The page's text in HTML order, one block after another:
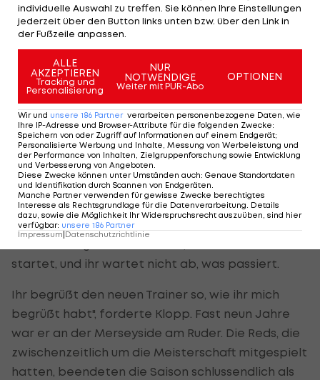
Spiele anzuschauen.
"Und dann Urlaub machen", kündigte er an. Für die
"Reds" blickt er hingegen in eine erfolgreiche
Zukunft. "Es fühlt sich wie ein Beginn an. Heute
habe ich eine Mannschaft spielen sehen, die voller
Talent, Jugend, Kreativität, Lust und Gier ist. Das
ist ein Teil der Entwicklung, das ist das, was man
braucht." Zuvor hatte Klopp seinen designierten
Nachfolger, den Niederländer Arne Slot, in
höchsten Tönen gelobt.
Für Liverpool beginnt unter Slot nun eine neue
startet, und ihr wartet nicht ab, was passiert.
Ihr begrüßt den neuen Trainer so, wie ihr mich
begrüßt habt", forderte Klopp. Fast neun Jahre
war er an der Merseyside am Ruder. Die Reds, die
zwischenzeitlich um die Meisterschaft mitgespielt
hatten, beendeten die Saison schlussendlich als
individuelle Auswahl zu treffen. Sie können Ihre Einstellungen
jederzeit über den Button links unten bzw. über den Link in
der Fußzeile anpassen.
ALLE
AKZEPTIEREN
Tracking und
Personalisierung
NUR
NOTWENDIGE
Weiter mit PUR-Abo
OPTIONEN
Wir und unsere 186 Partner verarbeiten personenbezogene Daten, wie
Ihre IP-Adresse und Browser-Attribute für die folgenden Zwecke:
Speichern von oder Zugriff auf Informationen auf einem Endgerät;
Personalisierte Werbung und Inhalte, Messung von Werbeleistung und
der Performance von Inhalten, Zielgruppenforschung sowie Entwicklung
und Verbesserung von Angeboten.
Diese Zwecke können unter Umständen auch: Genaue Standortdaten
und Identifikation durch Scannen von Endgeräten.
Manche Partner verwenden für gewisse Zwecke berechtigtes
Interesse als Rechtsgrundlage für die Datenverarbeitung. Details
dazu, sowie die Möglichkeit Ihr Widerspruchsrecht auszuüben, sind hier
verfügbar: unsere 186 Partner
Impressum Datenschutzrichtlinie